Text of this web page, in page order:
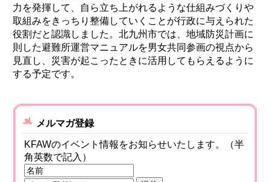
力を発揮して、自ら立ち上がれるような仕組みづくりや
取組みをきっちり整備していくことが行政に与えられた
役割だと認識しました。北九州市では、地域防災計画に
則した避難所運営マニュアルを男女共同参画の視点から
見直し、災害が起こったときに活用してもらえるように
する予定です。
メルマガ登録
KFAWのイベント情報をお知らせいたします。（半
角英数で記入）